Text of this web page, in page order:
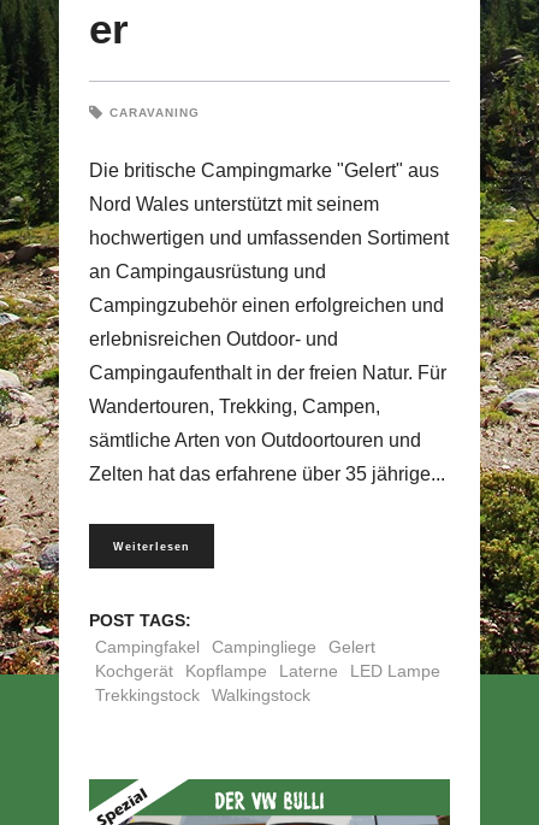
er
CARAVANING
Die britische Campingmarke "Gelert" aus
Nord Wales unterstützt mit seinem
hochwertigen und umfassenden Sortiment
an Campingausrüstung und
Campingzubehör einen erfolgreichen und
erlebnisreichen Outdoor- und
Campingaufenthalt in der freien Natur. Für
Wandertouren, Trekking, Campen,
sämtliche Arten von Outdoortouren und
Zelten hat das erfahrene über 35 jährige
Weiterlesen
POST TAGS:
Campingfakel
Campingliege
Gelert
Kochgerät
Kopflampe Laterne
LED Lampe
Trekkingstock
Walkingstock